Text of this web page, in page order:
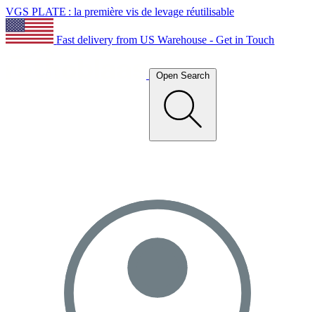
VGS PLATE : la première vis de levage réutilisable
Fast delivery from US Warehouse - Get in Touch
Open Search